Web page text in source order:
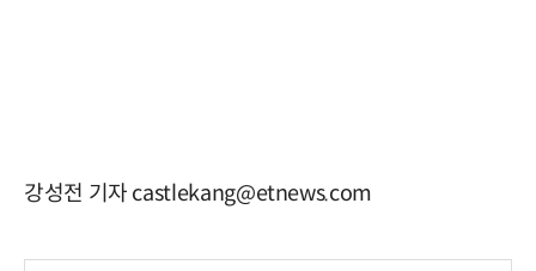
강성전 기자 castlekang@etnews.com